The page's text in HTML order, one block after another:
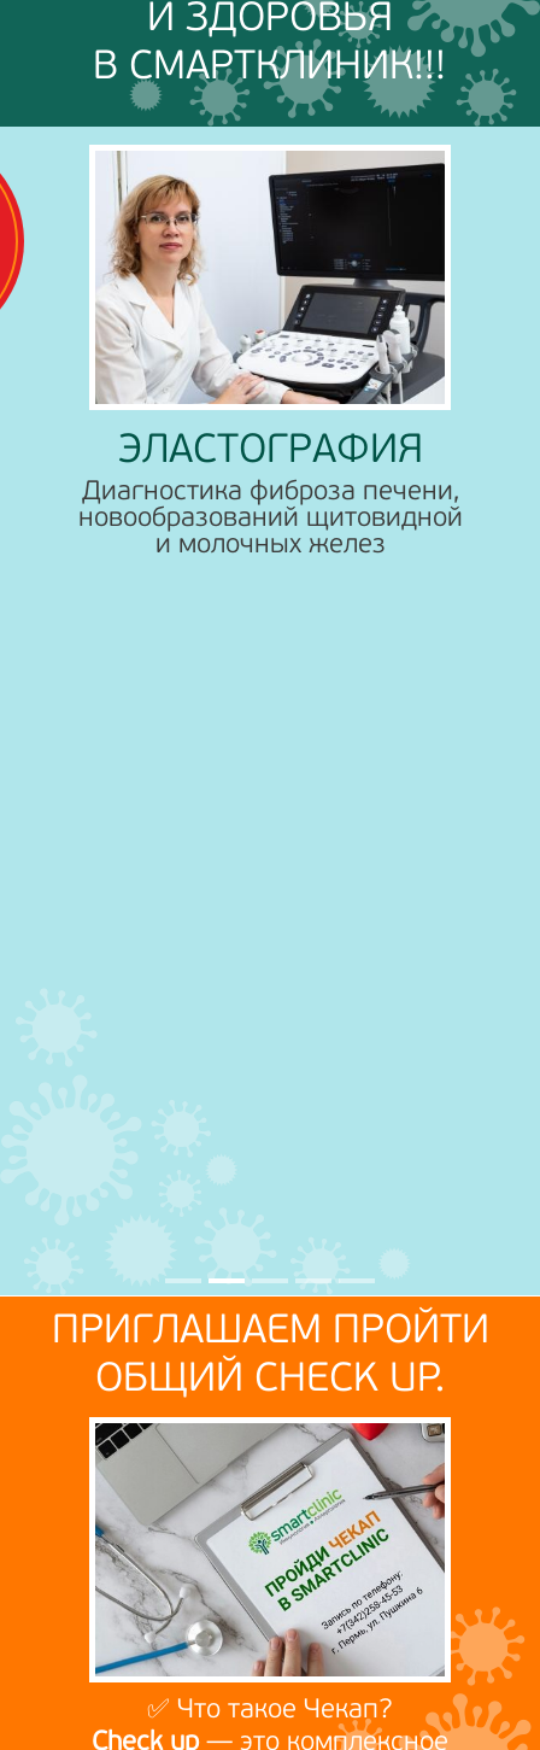
И ЗДОРОВЬЯ
В СМАРТКЛИНИК!!!
УЗИ СКРИНИГ ДЛЯ ДЕТЕЙ
ОТ 0
ПРИГЛАШАЕМ ПРОЙТИ
ОБЩИЙ СHECK UP.
✅ Что такое Чекап?
Сheck up— это комплексное